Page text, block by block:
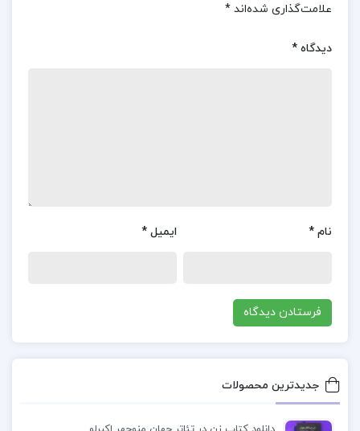
اطلاعات را بدون تحریف ارائه کرده است.
درباره نویسنده کتاب فراموشخانه و فراماسونری در ایران
اسماعیل رائین
اسماعیل رائین، یکی از منابع مهم در زمینه تاریخ
علامت‌گذاری شده‌اند *
دیدگاه *
نام * ایمیل *
جدیدترین محصولات